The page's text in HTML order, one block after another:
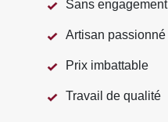
Sans engagement
Artisan passionné
Prix imbattable
Travail de qualité